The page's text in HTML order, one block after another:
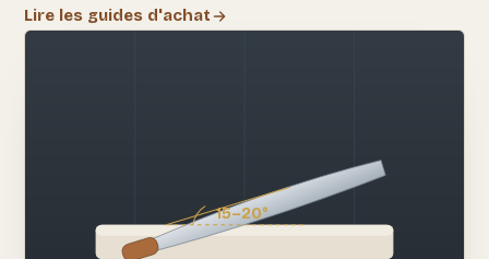
Lire les guides d'achat
15–20°